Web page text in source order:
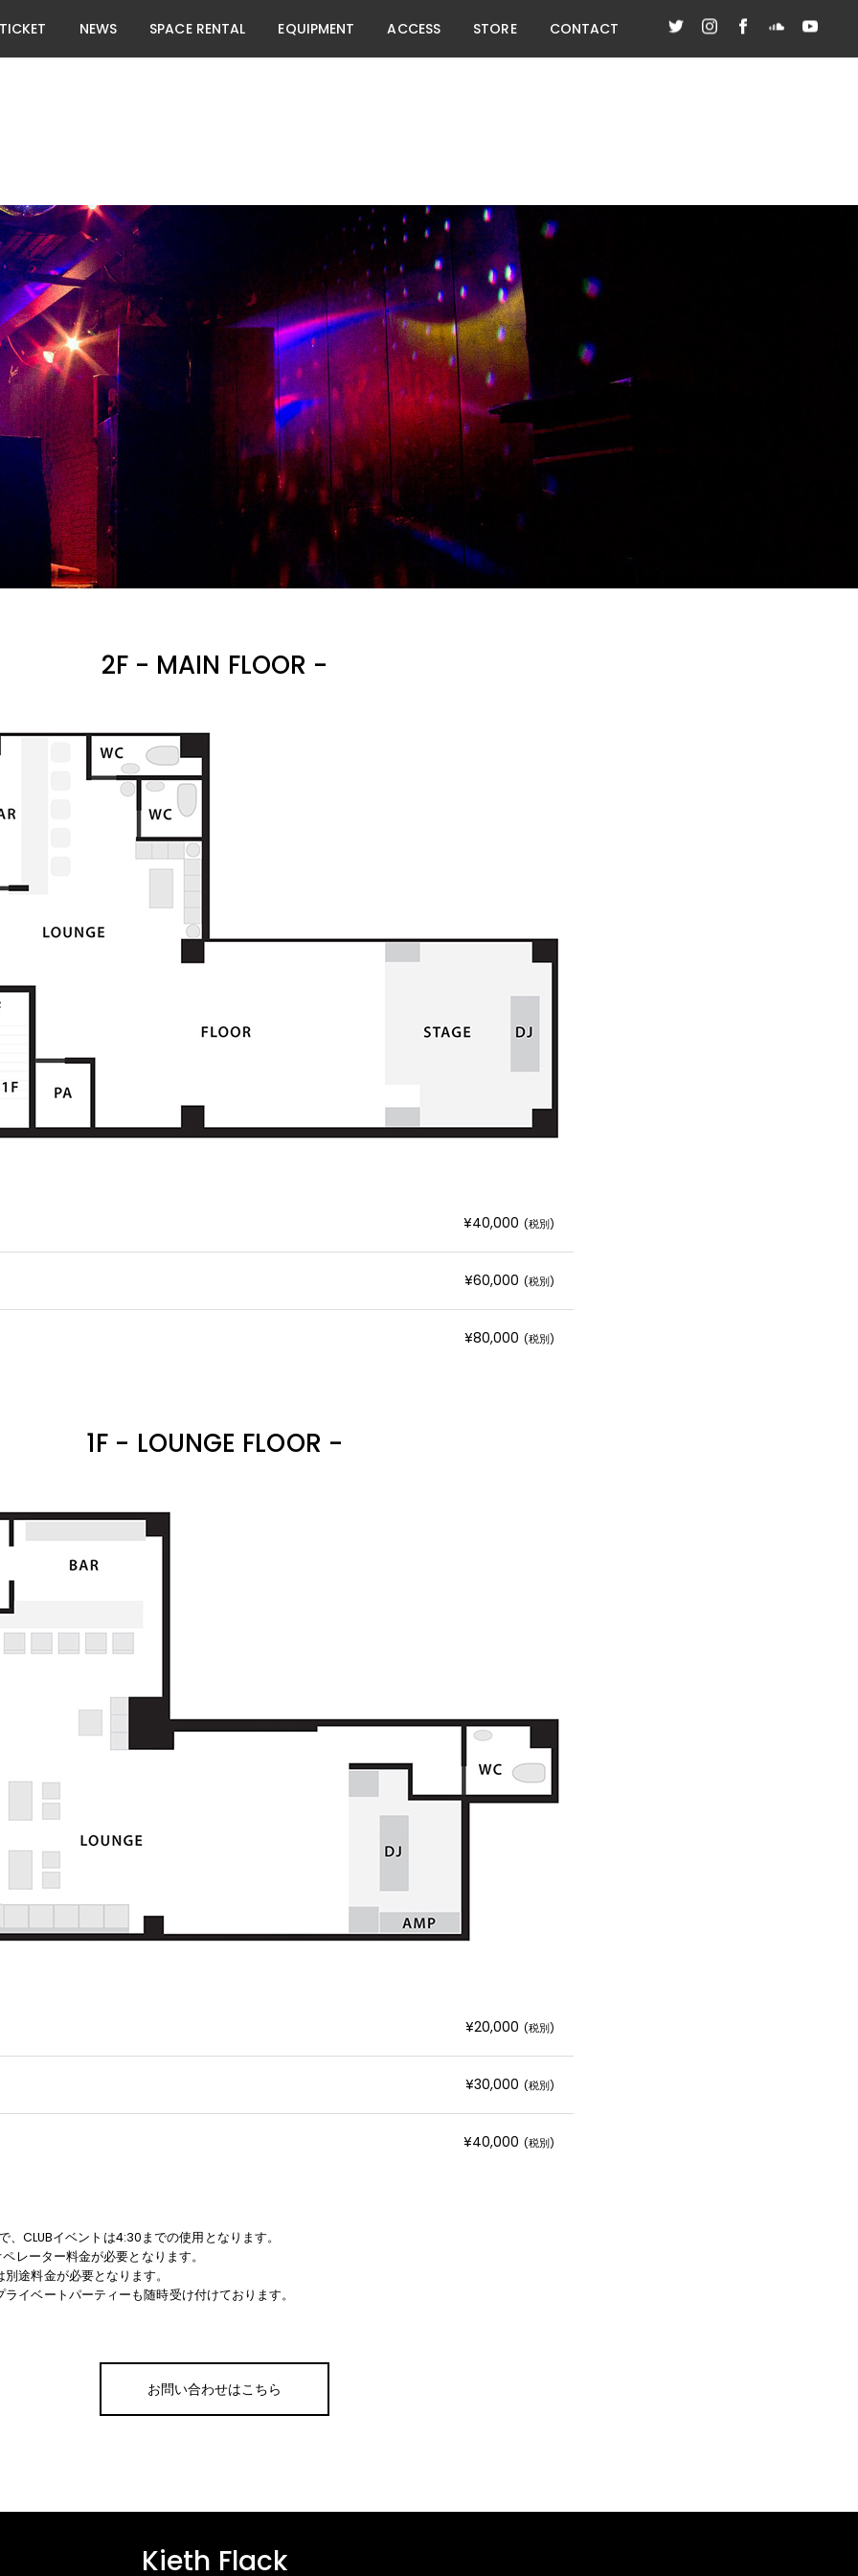
NEWS SPACE RENTAL EQUIPMENT ACCESS STORE CONTACT
2F - MAIN FLOOR -
¥40,000 (税別)
¥60,000 (税別)
¥80,000 (税別)
1F - LOUNGE FLOOR -
¥20,000 (税別)
¥30,000 (税別)
¥40,000 (税別)
CLUBイベントは4:30までの使用となります。
レーター料金が必要となります。
途料金が必要となります。
イベートパーティーも随時受け付けております。
お問い合わせはこちら
Kieth Flack